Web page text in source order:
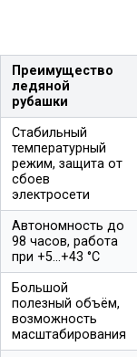
Преимущество
ледяной
рубашки
Стабильный
температурный
режим, защита от
сбоев
электросети
Автономность до
98 часов, работа
при +5…+43 °C
Большой
полезный объём,
возможность
масштабирования